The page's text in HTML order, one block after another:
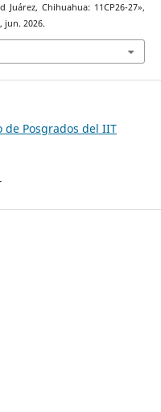
Juárez, Chihuahua: 11CP26-27»,
jun. 2026.
de Posgrados del IIT